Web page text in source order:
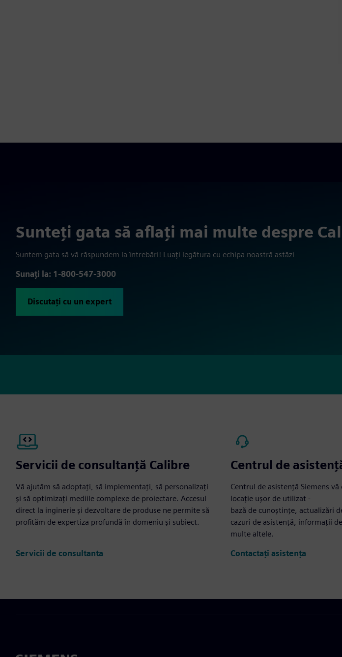
Sunteți gata să aflați mai multe despre
Suntem gata să vă răspundem la întrebări! Luați legătura cu echipa noastră astăzi
Sunați la: 1-800-547-3000
Discutați cu un expert
Servicii de consultanță Calibre
Vă ajutăm să adoptați, să implementați, să personalizați
și să optimizați mediile complexe de proiectare. Accesul
direct la inginerie și dezvoltare de produse ne permite să
profităm de expertiza profundă în domeniu și subiect.
Servicii de consultanta
Centrul de
Centrul de asistență Siemens
locație ușor de utilizat -
bază de cunoștințe, actualizări
cazuri de asistență, informații
multe altele.
Contactați asistența